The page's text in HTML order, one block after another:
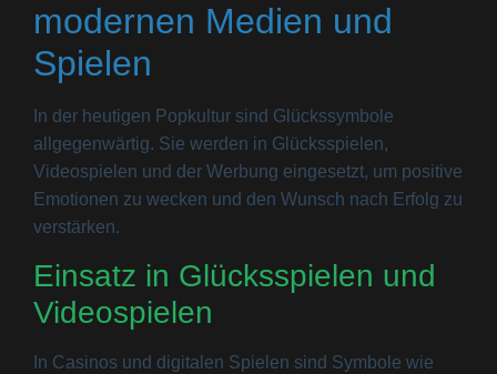
modernen Medien und
Spielen
In der heutigen Popkultur sind Glückssymbole
allgegenwärtig. Sie werden in Glücksspielen,
Videospielen und der Werbung eingesetzt, um positive
Emotionen zu wecken und den Wunsch nach Erfolg zu
verstärken.
Einsatz in Glücksspielen und
Videospielen
In Casinos und digitalen Spielen sind Symbole wie